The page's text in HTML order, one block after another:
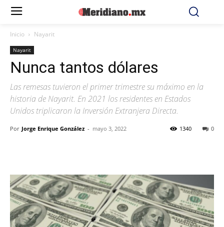
Inicio Nayarit
Nayarit
Nunca tantos dólares
Las remesas tuvieron el primer trimestre su máximo en la
historia de Nayarit. En 2021 los residentes en Estados
Unidos triplicaron la Inversión Extranjera Directa.
Por Jorge Enrique González - mayo 3, 2022 0
1340